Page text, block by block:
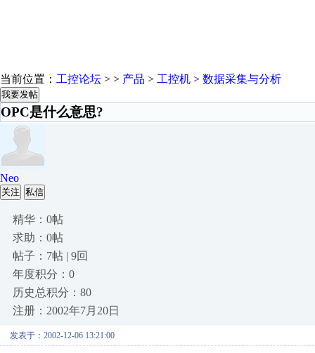
当前位置： 工控论坛 > > 产品 > 工控机 > 数据采集与分析
我要发帖
OPC是什么意思?
Neo
关注 私信
精华：0帖
求助：0帖
帖子：7帖 | 9回
年度积分：0
历史总积分：80
注册：2002年7月20日
发表于：2002-12-06 13:21:00